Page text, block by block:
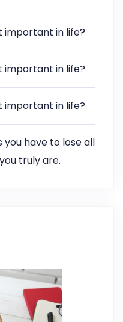
important in life?
important in life?
important in life?
you have to lose all
truly are.